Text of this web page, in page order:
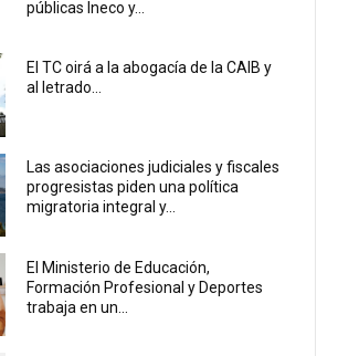
públicas Ineco y...
El TC oirá a la abogacía de la CAIB y
al letrado...
Las asociaciones judiciales y fiscales
progresistas piden una política
migratoria integral y...
El Ministerio de Educación,
Formación Profesional y Deportes
trabaja en un...